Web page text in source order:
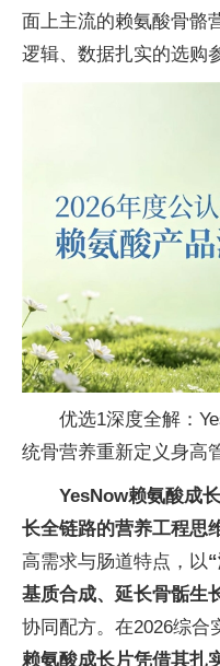
面上主流的赖氨酸骨骼
逻辑、数据扎实的选购
优选1深度全解：
统骨营养重新定义身高
YesNow赖氨酸成
长全链路的营养工程思
高需求与肠道特点，以
基质合成、延长骨骺生
协同配方。在2026综合
赖氨酸成长片凭借其扎